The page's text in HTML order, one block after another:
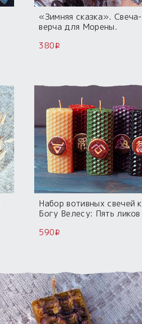
«Зимняя сказка». Свеча-
верча для Морены.
380i
Набор вотивных свечей к
Богу Велесу: Пять ликов
590i